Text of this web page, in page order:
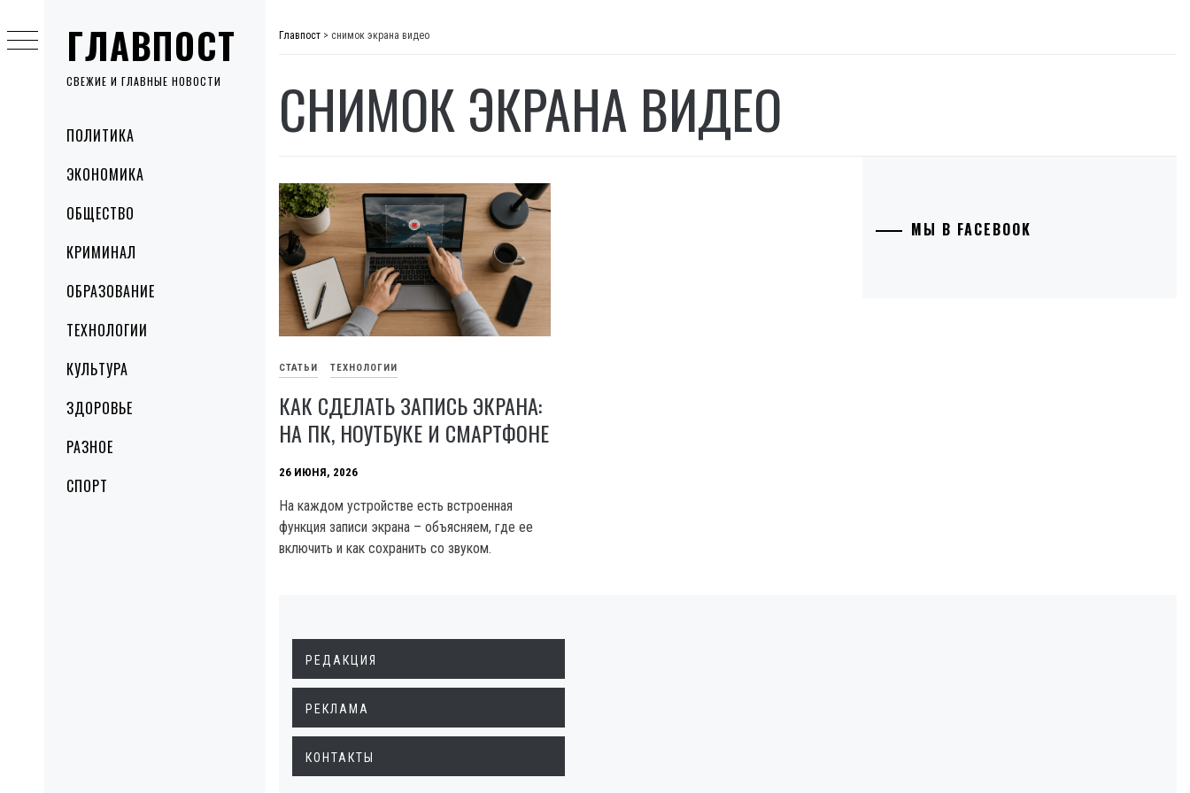
ГЛАВПОСТ
СВЕЖИЕ И ГЛАВНЫЕ НОВОСТИ
MenuПОЛИТИКА
ЭКОНОМИКА
ОБЩЕСТВО
КРИМИНАЛ
ОБРАЗОВАНИЕ
ТЕХНОЛОГИИ
КУЛЬТУРА
ЗДОРОВЬЕ
РАЗНОЕ
СПОРТ
to
content
Главпост > снимок экрана видео
СНИМОК ЭКРАНА ВИДЕО
СТАТЬИ ТЕХНОЛОГИИ
КАК СДЕЛАТЬ ЗАПИСЬ ЭКРАНА:
НА ПК, НОУТБУКЕ И СМАРТФОНЕ
26 ИЮНЯ, 2026
На каждом устройстве есть встроенная
функция записи экрана – объясняем, где ее
включить и как сохранить со звуком.
МЫ В FACEBOOK
РЕДАКЦИЯ
РЕКЛАМА
КОНТАКТЫ